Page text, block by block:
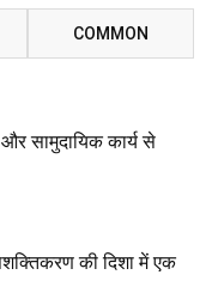
COMMON
और सामुदायिक कार्य से
की दिशा में एक